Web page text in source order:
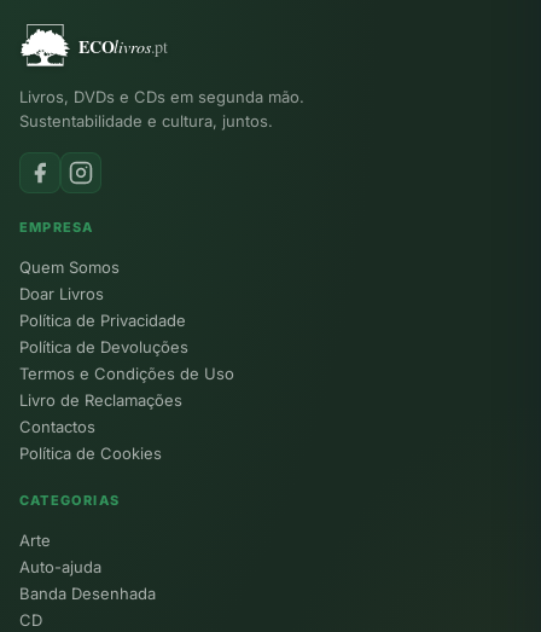
Livros, DVDs e CDs em segunda mão.
Sustentabilidade e cultura, juntos.
EMPRESA
Quem Somos
Doar Livros
Política de Privacidade
Política de Devoluções
Termos e Condições de Uso
Livro de Reclamações
Contactos
Política de Cookies
CATEGORIAS
Arte
Auto-ajuda
Banda Desenhada
CD